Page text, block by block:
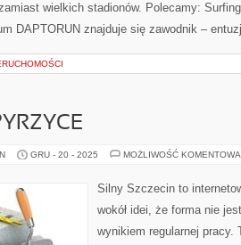
wielkich stadionów. Polecamy:
DAPTORUN znajduje się zawodnik –
GRU - 20 - 2025 MOŻLIWOŚĆ
Silny Szczecin to
wokół idei, że forma nie
wynikiem regularnej pracy.